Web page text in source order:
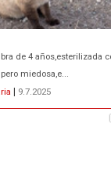
GATA TEROR GRAN
a Los Gatos
9.7.2025